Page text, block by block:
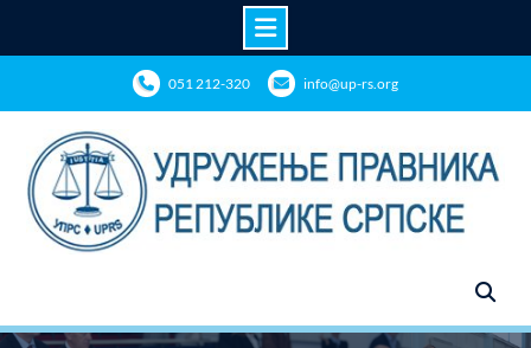
content
051 212-320 info@up-rs.org